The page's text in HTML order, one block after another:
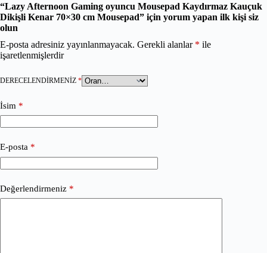
“Lazy Afternoon Gaming oyuncu Mousepad Kaydırmaz Kauçuk
Dikişli Kenar 70×30 cm Mousepad” için yorum yapan ilk kişi siz
olun
E-posta adresiniz yayınlanmayacak. Gerekli alanlar * ile
işaretlenmişlerdir
DERECELENDIRMENIZ *
İsim *
E-posta *
Değerlendirmeniz *